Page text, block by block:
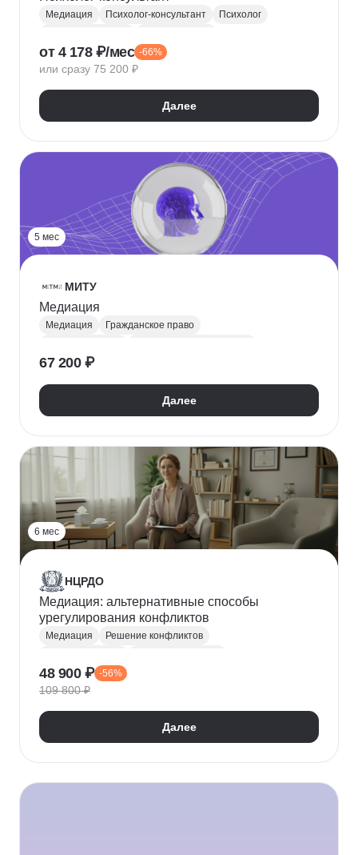
Медиация Психолог-консультант
Психолог
Детская психология
Сексология
Специальная психология
от 4 178 ₽/мес -66%
или сразу 75 200 ₽
Далее
5 мес
МИТУ
Медиация
Медиация
Гражданское право
Решение конфликтов
67 200 ₽
Далее
6 мес
НЦРДО
Медиация: альтернативные способы
урегулирования конфликтов
Медиация
Решение конфликтов
Корпоративная психология
Управление конфликтами
Психология личности
48 900 ₽ -56%
109 800 ₽
Далее